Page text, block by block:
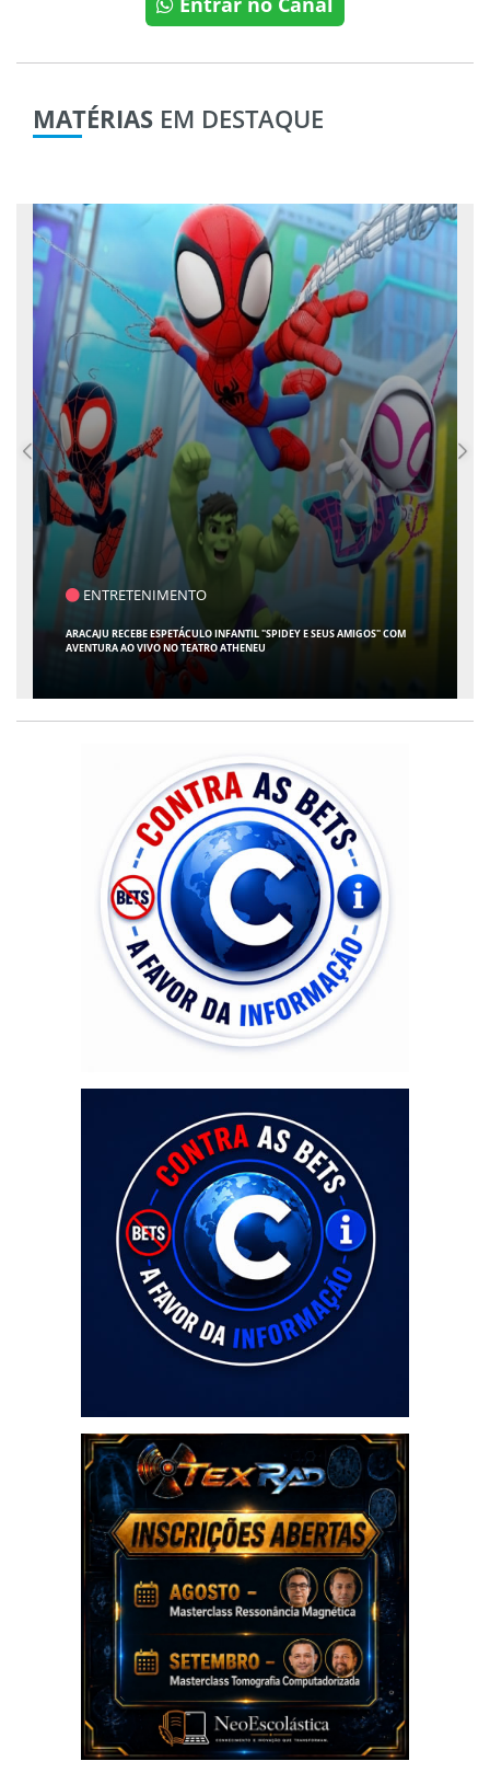
MATÉRIAS EM DESTAQUE
ENTRETENIMENTO
ARACAJU RECEBE ESPETÁCULO INFANTIL "SPIDEY E SEUS AMIGOS" COM
AVENTURA AO VIVO NO TEATRO ATHENEU